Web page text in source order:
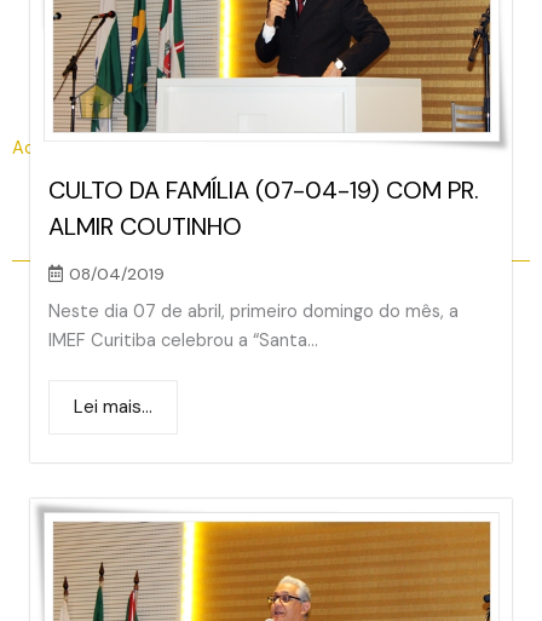
Acessar nosso canal
CULTO DA FAMÍLIA (07-04-19) COM PR.
ALMIR COUTINHO
08/04/2019
Neste dia 07 de abril, primeiro domingo do mês, a
IMEF Curitiba celebrou a “Santa...
Lei mais...